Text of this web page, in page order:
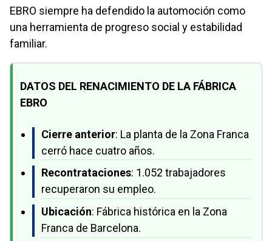
EBRO siempre ha defendido la automoción como
una herramienta de progreso social y estabilidad
familiar.
DATOS DEL RENACIMIENTO DE LA FÁBRICA
EBRO
Cierre anterior: La planta de la Zona Franca
cerró hace cuatro años.
Recontrataciones: 1.052 trabajadores
recuperaron su empleo.
Ubicación: Fábrica histórica en la Zona
Franca de Barcelona.